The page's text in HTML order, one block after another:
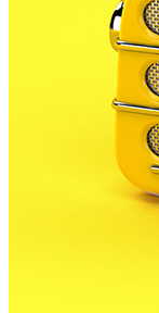
amb una data
està de
Aquesta
llarg dels
commemoratius.
Ahir al vespre,
l’escenari d’un
com el Ball del